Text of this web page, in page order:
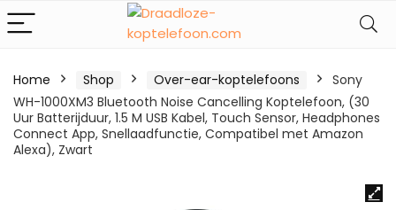
Home Shop Over-ear-koptelefoons
Sony
WH-1000XM3 Bluetooth Noise Cancelling Koptelefoon, (30
Uur Batterijduur, 1.5 M USB Kabel, Touch Sensor, Headphones
Connect App, Snellaadfunctie, Compatibel met Amazon
Alexa), Zwart